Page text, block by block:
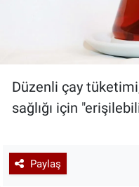
Düzenli çay
sağlığı için
Paylaş